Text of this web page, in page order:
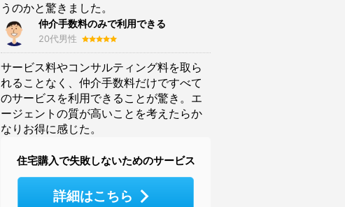
うのかと驚きました。
仲介手数料のみで利用できる
20代男性
サービス料やコンサルティング料を取ら
れることなく、仲介手数料だけですべて
のサービスを利用できることが驚き。エ
ージェントの質が高いことを考えたらか
なりお得に感じた。
住宅購入で失敗しないためのサービス
詳細はこちら